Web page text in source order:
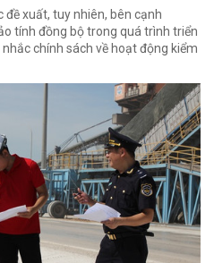
xuất, tuy nhiên, bên cạnh
tính đồng bộ trong quá trình triển
chính sách về hoạt động kiểm